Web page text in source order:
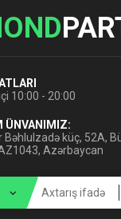
10:00 - 20:00
ÜNVANIMIZ:
Bəhlulzadə küç, 52A,
AZ1043, Azərbaycan